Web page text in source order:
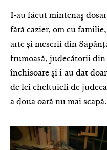
I-au făcut mintenaş
fără cazier, om cu
arte şi meserii din
frumoasă, judecătorii
închisoare şi i-au dat
de lei cheltuieli de
a doua oară nu mai scapă.